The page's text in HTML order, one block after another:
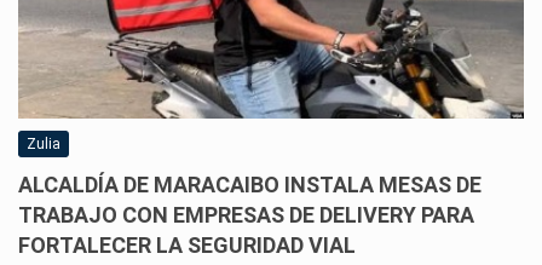
Zulia
ALCALDÍA DE MARACAIBO INSTALA MESAS DE
TRABAJO CON EMPRESAS DE DELIVERY PARA
FORTALECER LA SEGURIDAD VIAL